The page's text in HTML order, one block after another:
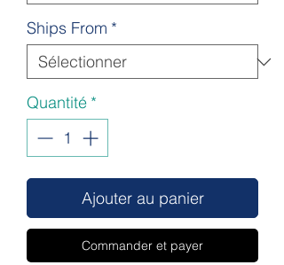
Ships From *
Quantité *
Ajouter au panier
Commander et payer